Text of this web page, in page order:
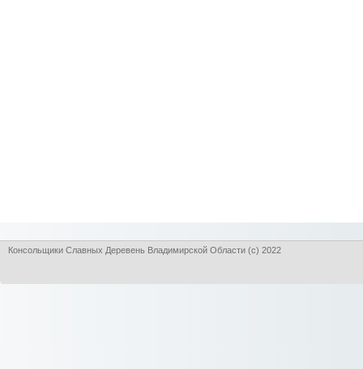
Консольщики Славных Деревень Владимирской Области (с) 2022